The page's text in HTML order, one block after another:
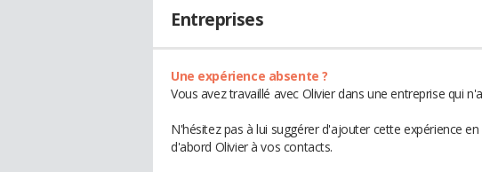
Entreprises
Une expérience absente ?
Vous avez travaillé avec Olivier dans une entreprise qui
N'hésitez pas à lui suggérer d'ajouter cette expérience
d'abord Olivier à vos contacts.